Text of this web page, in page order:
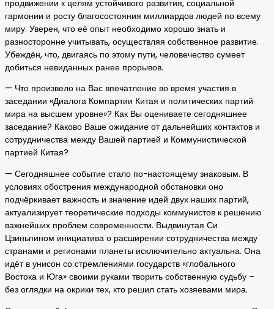
продвижении к целям устойчивого развития, социальной
гармонии и росту благосостояния миллиардов людей по всему
миру. Уверен, что её опыт необходимо хорошо знать и
разносторонне учитывать, осуществляя собственное развитие.
Убеждён, что, двигаясь по этому пути, человечество сумеет
добиться невиданных ранее прорывов.
— Что произвело на Вас впечатление во время участия в
заседании «Диалога Компартии Китая и политических партий
мира на высшем уровне»? Как Вы оцениваете сегодняшнее
заседание? Каково Ваше ожидание от дальнейших контактов и
сотрудничества между Вашей партией и Коммунистической
партией Китая?
— Сегодняшнее событие стало по-настоящему знаковым. В
условиях обострения международной обстановки оно
подчёркивает важность и значение идей двух наших партий,
актуализирует теоретические подходы коммунистов к решению
важнейших проблем современности. Выдвинутая Си
Цзиньпином инициатива о расширении сотрудничества между
странами и регионами планеты исключительно актуальна. Она
идёт в унисон со стремлениями государств «глобального
Востока и Юга» своими руками творить собственную судьбу –
без оглядки на окрики тех, кто решил стать хозяевами мира.